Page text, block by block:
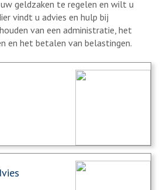
geldzaken te regelen en wilt u
vindt u advies en hulp bij
van een administratie, het
en het betalen van belastingen.